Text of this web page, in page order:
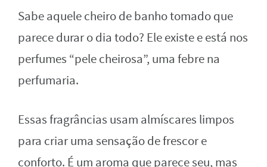
Sabe aquele cheiro de banho tomado que
parece durar o dia todo? Ele existe e está nos
perfumes “pele cheirosa”, uma febre na
perfumaria.
Essas fragrâncias usam almíscares limpos
para criar uma sensação de frescor e
conforto. É um aroma que parece seu, mas